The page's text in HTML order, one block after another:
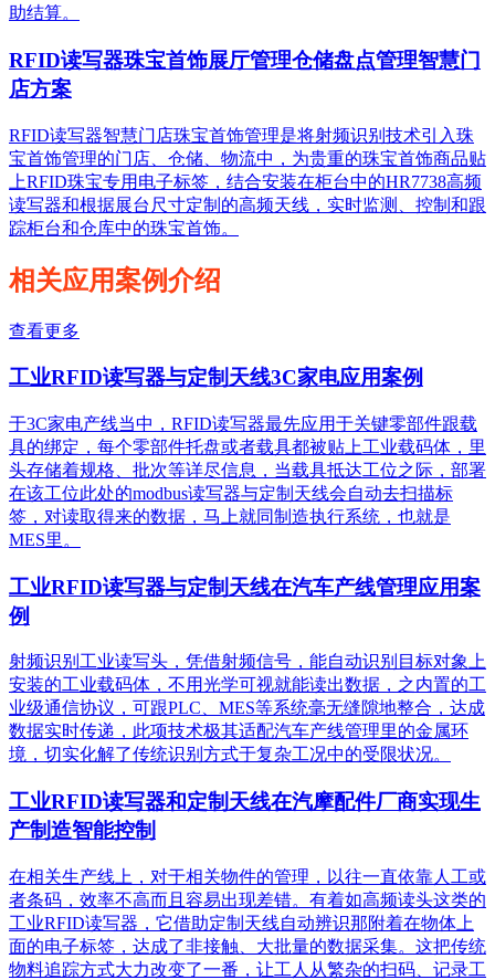
助结算。
RFID读写器珠宝首饰展厅管理仓储盘点管理智慧门
店方案
RFID读写器智慧门店珠宝首饰管理是将射频识别技术引入珠
宝首饰管理的门店、仓储、物流中，为贵重的珠宝首饰商品贴
上RFID珠宝专用电子标签，结合安装在柜台中的HR7738高频
读写器和根据展台尺寸定制的高频天线，实时监测、控制和跟
踪柜台和仓库中的珠宝首饰。
相关应用案例介绍
查看更多
工业RFID读写器与定制天线3C家电应用案例
于3C家电产线当中，RFID读写器最先应用于关键零部件跟载
具的绑定，每个零部件托盘或者载具都被贴上工业载码体，里
头存储着规格、批次等详尽信息，当载具抵达工位之际，部署
在该工位此处的modbus读写器与定制天线会自动去扫描标
签，对读取得来的数据，马上就同制造执行系统，也就是
MES里。
工业RFID读写器与定制天线在汽车产线管理应用案
例
射频识别工业读写头，凭借射频信号，能自动识别目标对象上
安装的工业载码体，不用光学可视就能读出数据，之内置的工
业级通信协议，可跟PLC、MES等系统毫无缝隙地整合，达成
数据实时传递，此项技术极其适配汽车产线管理里的金属环
境，切实化解了传统识别方式于复杂工况中的受限状况。
工业RFID读写器和定制天线在汽摩配件厂商实现生
产制造智能控制
在相关生产线上，对于相关物件的管理，以往一直依靠人工或
者条码，效率不高而且容易出现差错。有着如高频读头这类的
工业RFID读写器，它借助定制天线自动辨识那附着在物体上
面的电子标签，达成了非接触、大批量的数据采集。这把传统
物料追踪方式大力改变了一番，让工人从繁杂的扫码、记录工